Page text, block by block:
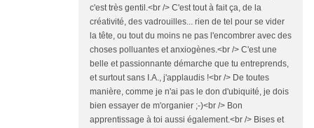
c'est très gentil.<br /> C'est tout à fait ça, de la
créativité, des vadrouilles... rien de tel pour se vider
la tête, ou tout du moins ne pas l'encombrer avec des
choses polluantes et anxiogènes.<br /> C'est une
belle et passionnante démarche que tu entreprends,
et surtout sans I.A., j'applaudis !<br /> De toutes
manière, comme je n'ai pas le don d'ubiquité, je dois
bien essayer de m'organier ;-)<br /> Bon
apprentissage à toi aussi également.<br /> Bises et